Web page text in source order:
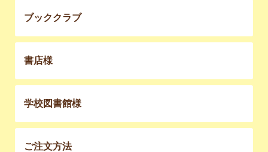
ブッククラブ
書店様
学校図書館様
ご注文方法